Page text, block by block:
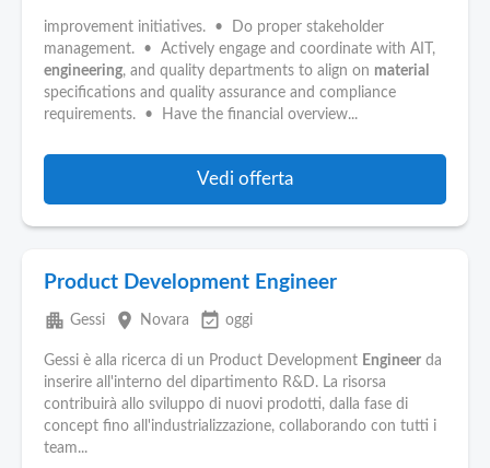
improvement initiatives. • Do proper stakeholder
management. • Actively engage and coordinate with AIT,
engineering, and quality departments to align on material
specifications and quality assurance and compliance
requirements. • Have the financial overview...
Vedi offerta
Product Development Engineer
apartment Gessi place Novara event_available oggi
Gessi è alla ricerca di un Product Development Engineer da
inserire all'interno del dipartimento R&D. La risorsa
contribuirà allo sviluppo di nuovi prodotti, dalla fase di
concept fino all'industrializzazione, collaborando con tutti i
team...